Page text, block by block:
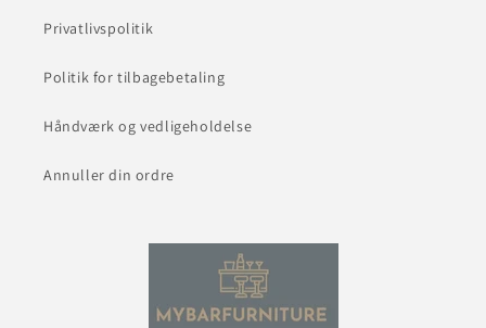
Privatlivspolitik
Politik for tilbagebetaling
Håndværk og vedligeholdelse
Annuller din ordre